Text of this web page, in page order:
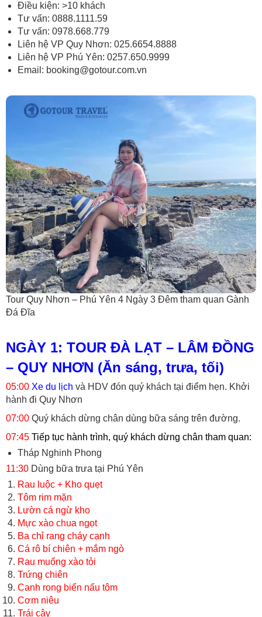
Điều kiện: >10 khách
Tư vấn: 0888.1111.59
Tư vấn: 0978.668.779
Liên hệ VP Quy Nhơn: 025.6654.8888
Liên hệ VP Phú Yên: 0257.650.9999
Email: booking@gotour.com.vn
Tour Quy Nhơn – Phú Yên 4 Ngày 3 Đêm tham quan Gành
Đá Đĩa
NGÀY 1: TOUR ĐÀ LẠT – LÂM ĐỒNG
– QUY NHƠN (Ăn sáng, trưa, tối)
05:00 Xe du lịch và HDV đón quý khách tại điểm hẹn. Khởi
hành đi Quy Nhơn
07:00 Quý khách dừng chân dùng bữa sáng trên đường.
07:45 Tiếp tục hành trình, quý khách dừng chân tham quan:
Tháp Nghinh Phong
11:30 Dùng bữa trưa tại Phú Yên
Rau luộc + Kho quẹt
Tôm rim mặn
Lườn cá ngừ kho
Mực xào chua ngọt
Ba chỉ rang cháy cạnh
Cá rô bí chiên + mắm ngò
Rau muống xào tỏi
Trứng chiên
Canh rong biển nấu tôm
Cơm niêu
Trái cây